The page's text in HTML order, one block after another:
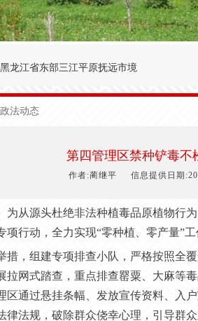
龙江省东部三江平原抚远市境
东经134°00′～134°25′之间。
锋农场接壤；北与前哨农场毗
风气候，极端日最低气温-40.3
度，年降雨量590毫米。
法动态
第四管理区禁种铲毒不
作者:蔺继平 信息提供日期
为从源头杜绝非法种植毒品原植物行
项行动，全力实现“零种植、零产量”
措，组建专项排查小队，严格按照全
拉网式踏查，重点排查罂粟、大麻等
区通过悬挂条幅、发放宣传资料、入
律法规，破除群众侥幸心理，引导群众